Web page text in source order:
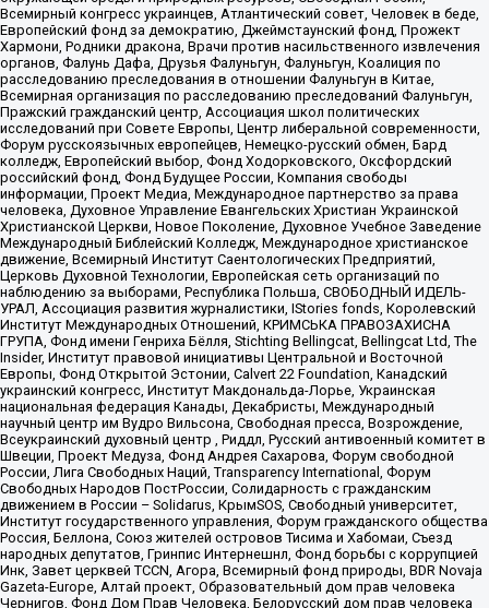
Всемирный конгресс украинцев, Атлантический совет, Человек в беде,
Европейский фонд за демократию, Джеймстаунский фонд, Прожект
Хармони, Родники дракона, Врачи против насильственного извлечения
органов, Фалунь Дафа, Друзья Фалуньгун, Фалуньгун, Коалиция по
расследованию преследования в отношении Фалуньгун в Китае,
Всемирная организация по расследованию преследований Фалуньгун,
Пражский гражданский центр, Ассоциация школ политических
исследований при Совете Европы, Центр либеральной современности,
Форум русскоязычных европейцев, Немецко-русский обмен, Бард
колледж, Европейский выбор, Фонд Ходорковского, Оксфордский
российский фонд, Фонд Будущее России, Компания свободы
информации, Проект Медиа, Международное партнерство за права
человека, Духовное Управление Евангельских Христиан Украинской
Христианской Церкви, Новое Поколение, Духовное Учебное Заведение
Международный Библейский Колледж, Международное христианское
движение, Всемирный Институт Саентологических Предприятий,
Церковь Духовной Технологии, Европейская сеть организаций по
наблюдению за выборами, Республика Польша, СВОБОДНЫЙ ИДЕЛЬ-
УРАЛ, Ассоциация развития журналистики, IStories fonds, Королевский
Институт Международных Отношений, КРИМСЬКА ПРАВОЗАХИСНА
ГРУПА, Фонд имени Генриха Бёлля, Stichting Bellingcat, Bellingcat Ltd, The
Insider, Институт правовой инициативы Центральной и Восточной
Европы, Фонд Открытой Эстонии, Calvert 22 Foundation, Канадский
украинский конгресс, Институт Макдональда-Лорье, Украинская
национальная федерация Канады, Декабристы, Международный
научный центр им Вудро Вильсона, Свободная пресса, Возрождение,
Всеукраинский духовный центр , Риддл, Русский антивоенный комитет в
Швеции, Проект Медуза, Фонд Андрея Сахарова, Форум свободной
России, Лига Свободных Наций, Transparеncy International, Форум
Свободных Народов ПостРоссии, Солидарность с гражданским
движением в России – Solidarus, КрымSOS, Свободный университет,
Институт государственного управления, Форум гражданского общества
Россия, Беллона, Союз жителей островов Тисима и Хабомаи, Съезд
народных депутатов, Гринпис Интернешнл, Фонд борьбы с коррупцией
Инк, Завет церквей TCCN, Агора, Всемирный фонд природы, BDR Novaja
Gazeta-Europe, Алтай проект, Образовательный дом прав человека
Чернигов, Фонд Дом Прав Человека, Белорусский дом прав человека